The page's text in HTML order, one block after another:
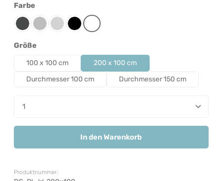
Farbeauswählen
AnthrazitGrau-meliert
LichtgrauSchwarz
Weiß
Größeauswählen
100 x 100 cm
200 x 100 cm
Durchmesser 100 cm
Durchmesser 150 cm
Produkt Anzahl: Gib den gewünschten Wert ein
In den Warenkorb
Produktnummer: